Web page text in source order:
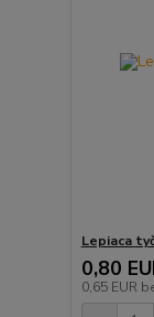
Lepiaca
0,80
0,65 EUR